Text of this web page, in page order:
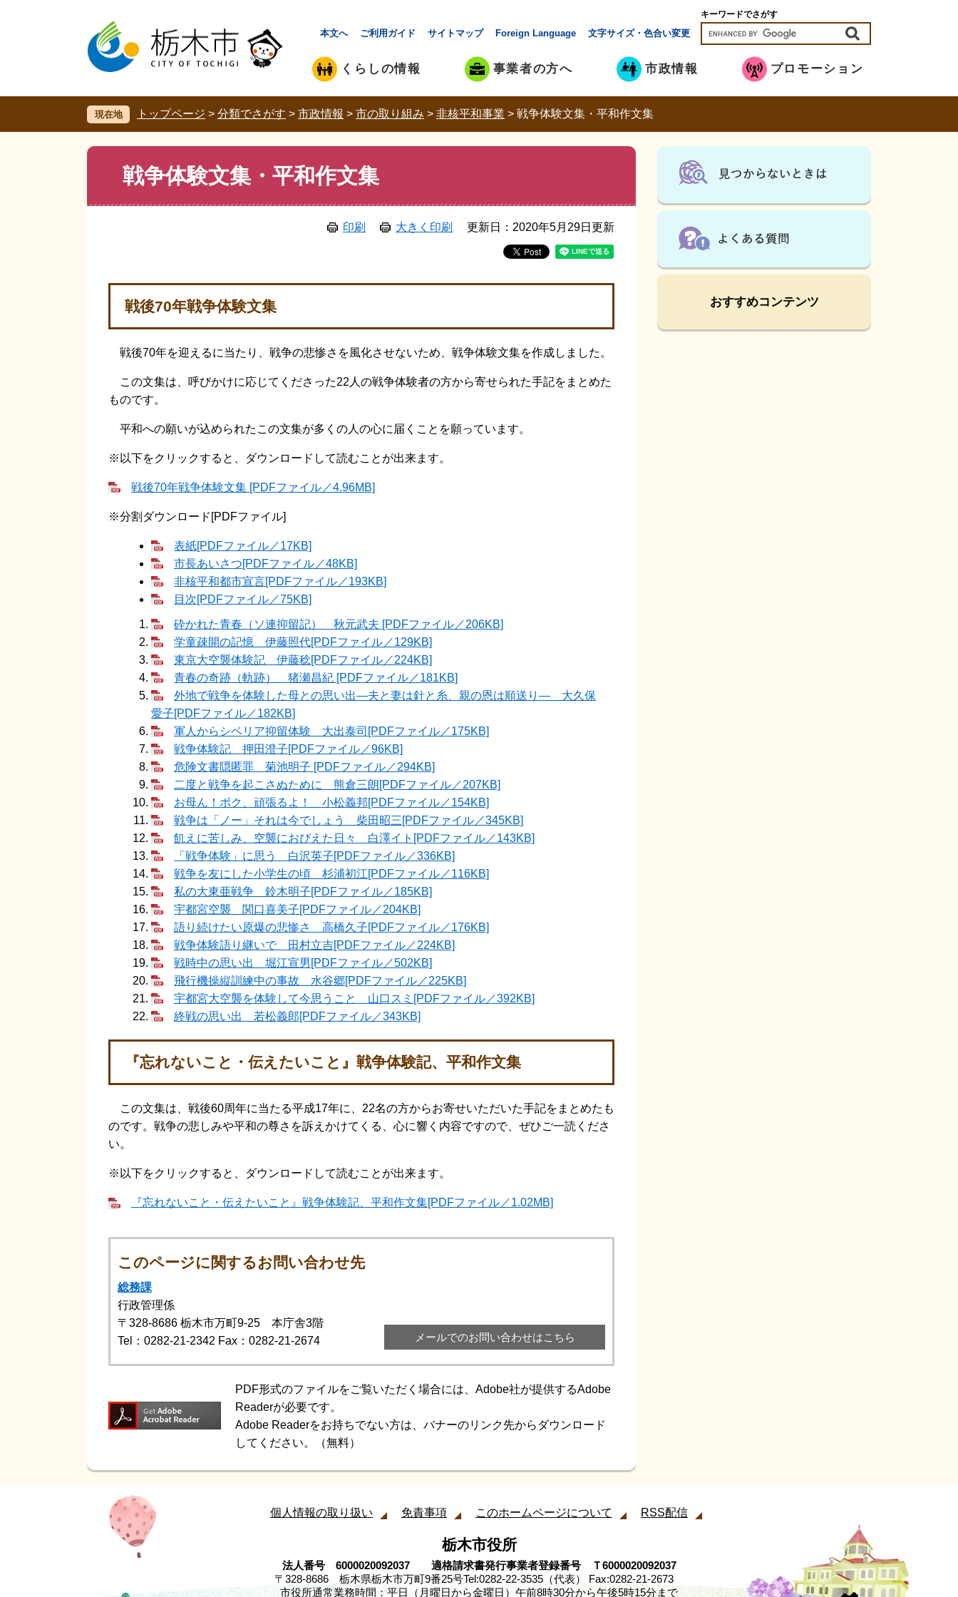
で
ば
本文へ ご利用ガイド サイトマップ Foreign Language 文字サイズ・色合い変更
キーワードでさがす
くらしの情報 事業者の方へ 市政情報 プロモーション
現在地 トップページ > 分類でさがす > 市政情報 > 市の取り組み > 非核平和事業 > 戦争体験文集・平和作文集
戦争体験文集・平和作文集
印刷 大きく印刷 更新日：2020年5月29日更新
戦後70年戦争体験文集
戦後70年を迎えるに当たり、戦争の悲惨さを風化させないため、戦争体験文集を作成しました。
この文集は、呼びかけに応じてくださった22人の戦争体験者の方から寄せられた手記をまとめた
ものです。
平和への願いが込められたこの文集が多くの人の心に届くことを願っています。
※以下をクリックすると、ダウンロードして読むことが出来ます。
戦後70年戦争体験文集 [PDFファイル／4.96MB]
※分割ダウンロード[PDFファイル]
表紙[PDFファイル／17KB]
市長あいさつ[PDFファイル／48KB]
非核平和都市宣言[PDFファイル／193KB]
目次[PDFファイル／75KB]
砕かれた青春（ソ連抑留記） 秋元武夫 [PDFファイル／206KB]
学童疎開の記憶 伊藤照代[PDFファイル／129KB]
東京大空襲体験記 伊藤稔[PDFファイル／224KB]
青春の奇跡（軌跡） 猪瀬昌紀 [PDFファイル／181KB]
外地で戦争を体験した母との思い出―夫と妻は針と糸、親の恩は順送り― 大久保
愛子[PDFファイル／182KB]
軍人からシベリア抑留体験 大出泰司[PDFファイル／175KB]
戦争体験記 押田澄子[PDFファイル／96KB]
危険文書隠匿罪 菊池明子 [PDFファイル／294KB]
二度と戦争を起こさぬために 熊倉三朗[PDFファイル／207KB]
お母ん！ボク、頑張るよ！ 小松義邦[PDFファイル／154KB]
戦争は「ノー」それは今でしょう 柴田昭三[PDFファイル／345KB]
飢えに苦しみ、空襲におびえた日々 白澤イト[PDFファイル／143KB]
「戦争体験」に思う 白沢英子[PDFファイル／336KB]
戦争を友にした小学生の頃 杉浦初江[PDFファイル／116KB]
私の大東亜戦争 鈴木明子[PDFファイル／185KB]
宇都宮空襲 関口喜美子[PDFファイル／204KB]
語り続けたい原爆の悲惨さ 高橋久子[PDFファイル／176KB]
戦争体験語り継いで 田村立吉[PDFファイル／224KB]
戦時中の思い出 堀江宣男[PDFファイル／502KB]
飛行機操縦訓練中の事故 水谷郷[PDFファイル／225KB]
宇都宮大空襲を体験して今思うこと 山口スミ[PDFファイル／392KB]
終戦の思い出 若松義郎[PDFファイル／343KB]
『忘れないこと・伝えたいこと』戦争体験記、平和作文集
この文集は、戦後60周年に当たる平成17年に、22名の方からお寄せいただいた手記をまとめたも
のです。戦争の悲しみや平和の尊さを訴えかけてくる、心に響く内容ですので、ぜひご一読くださ
い。
※以下をクリックすると、ダウンロードして読むことが出来ます。
『忘れないこと・伝えたいこと』戦争体験記、平和作文集[PDFファイル／1.02MB]
このページに関するお問い合わせ先
総務課
行政管理係
〒328-8686 栃木市万町9-25 本庁舎3階
Tel：0282-21-2342 Fax：0282-21-2674 メールでのお問い合わせはこちら
PDF形式のファイルをご覧いただく場合には、Adobe社が提供するAdobe
Readerが必要です。
Adobe Readerをお持ちでない方は、バナーのリンク先からダウンロード
してください。（無料）
おすすめコンテンツ
個人情報の取り扱い 免責事項 このホームページについて RSS配信
栃木市役所
法人番号 6000020092037 適格請求書発行事業者登録番号 Ｔ6000020092037
〒328-8686 栃木県栃木市万町9番25号Tel:0282-22-3535（代表） Fax:0282-21-2673
市役所通常業務時間：平日（月曜日から金曜日）午前8時30分から午後5時15分まで